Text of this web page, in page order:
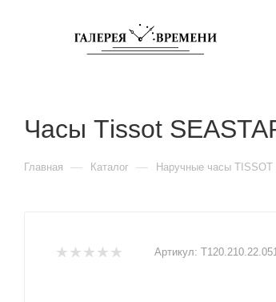
Часы Тissot
Главная — Каталог — Наручные часы TISSOT
Артикул: